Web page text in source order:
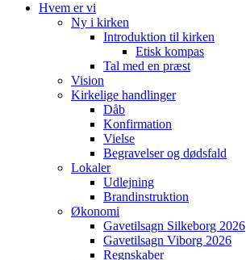
Hvem er vi
Ny i kirken
Introduktion til kirken
Etisk kompas
Tal med en præst
Vision
Kirkelige handlinger
Dåb
Konfirmation
Vielse
Begravelser og dødsfald
Lokaler
Udlejning
Brandinstruktion
Økonomi
Gavetilsagn Silkeborg 2026
Gavetilsagn Viborg 2026
Regnskaber